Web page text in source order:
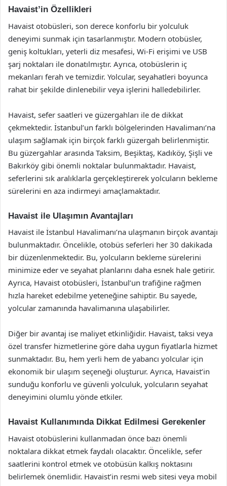
Havaist’in Özellikleri
Havaist otobüsleri, son derece konforlu bir yolculuk
deneyimi sunmak için tasarlanmıştır. Modern otobüsler,
geniş koltukları, yeterli diz mesafesi, Wi-Fi erişimi ve USB
şarj noktaları ile donatılmıştır. Ayrıca, otobüslerin iç
mekanları ferah ve temizdir. Yolcular, seyahatleri boyunca
rahat bir şekilde dinlenebilir veya işlerini halledebilirler.
Havaist, sefer saatleri ve güzergahları ile de dikkat
çekmektedir. İstanbul’un farklı bölgelerinden Havalimanı’na
ulaşım sağlamak için birçok farklı güzergah belirlenmiştir.
Bu güzergahlar arasında Taksim, Beşiktaş, Kadıköy, Şişli ve
Bakırköy gibi önemli noktalar bulunmaktadır. Havaist,
seferlerini sık aralıklarla gerçekleştirerek yolcuların bekleme
sürelerini en aza indirmeyi amaçlamaktadır.
Havaist ile Ulaşımın Avantajları
Havaist ile İstanbul Havalimanı’na ulaşmanın birçok avantajı
bulunmaktadır. Öncelikle, otobüs seferleri her 30 dakikada
bir düzenlenmektedir. Bu, yolcuların bekleme sürelerini
minimize eder ve seyahat planlarını daha esnek hale getirir.
Ayrıca, Havaist otobüsleri, İstanbul’un trafiğine rağmen
hızla hareket edebilme yeteneğine sahiptir. Bu sayede,
yolcular zamanında havalimanına ulaşabilirler.
Diğer bir avantaj ise maliyet etkinliğidir. Havaist, taksi veya
özel transfer hizmetlerine göre daha uygun fiyatlarla hizmet
sunmaktadır. Bu, hem yerli hem de yabancı yolcular için
ekonomik bir ulaşım seçeneği oluşturur. Ayrıca, Havaist’in
sunduğu konforlu ve güvenli yolculuk, yolcuların seyahat
deneyimini olumlu yönde etkiler.
Havaist Kullanımında Dikkat Edilmesi Gerekenler
Havaist otobüslerini kullanmadan önce bazı önemli
noktalara dikkat etmek faydalı olacaktır. Öncelikle, sefer
saatlerini kontrol etmek ve otobüsün kalkış noktasını
belirlemek önemlidir. Havaist’in resmi web sitesi veya mobil